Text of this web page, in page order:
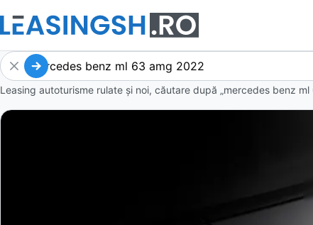
Leasing autoturisme rulate și noi, căutare după „mercedes benz